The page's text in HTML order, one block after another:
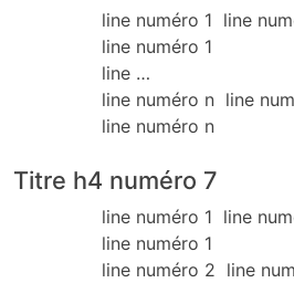
line numéro 1 line
line numéro 1
line …
line numéro n line
line numéro n
Titre h4 numéro 7
line numéro 1 line
line numéro 1
line numéro 2 line